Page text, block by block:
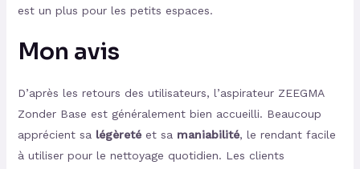
est un plus pour les petits espaces.
Mon avis
D’après les retours des utilisateurs, l’aspirateur ZEEGMA
Zonder Base est généralement bien accueilli. Beaucoup
apprécient sa légèretéet sa maniabilité, le rendant facile
à utiliser pour le nettoyage quotidien. Les clients